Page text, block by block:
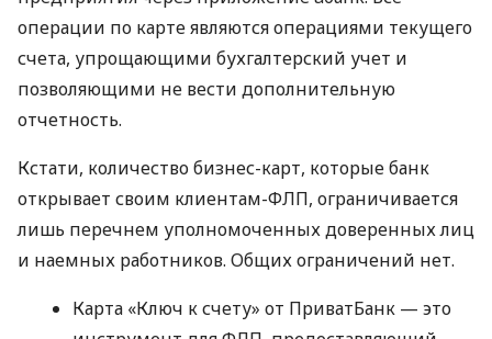
операции по карте являются операциями текущего
счета, упрощающими бухгалтерский учет и
позволяющими не вести дополнительную
отчетность.
Кстати, количество бизнес-карт, которые банк
открывает своим клиентам-ФЛП, ограничивается
лишь перечнем уполномоченных доверенных лиц
и наемных работников. Общих ограничений нет.
Карта «Ключ к счету» от ПриватБанк — это